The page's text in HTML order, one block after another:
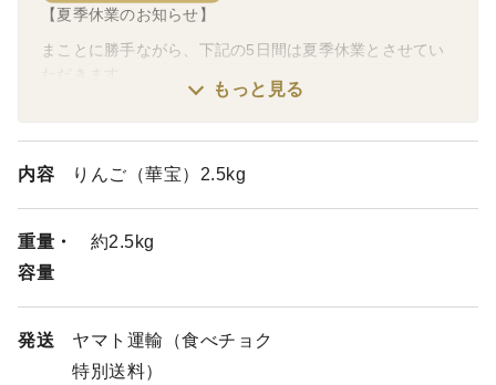
【夏季休業のお知らせ】
まことに勝手ながら、下記の5日間は夏季休業とさせてい
◆8/13(木)～8/16(日)◆
休業中の受注確認、お問合せへの返信等は8/17(月)から順
次対応いたします。
もっと見る
内容 りんご（華宝）2.5kg
重量・
容量
約2.5kg
発送
ヤマト運輸（食べチョク
特別送料）